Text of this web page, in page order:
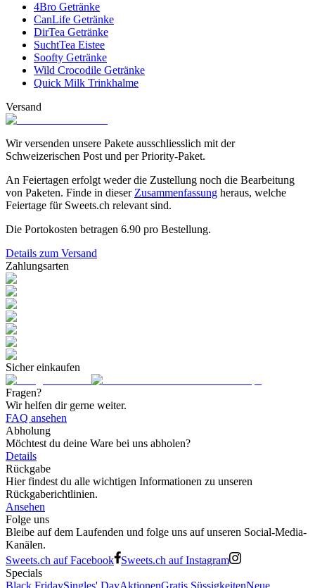
4Bro Getränke
CanLife Getränke
DirTea Getränke
SuchtTea Eistee
Soofty Getränke
Wild Crocodile Getränke
Quick Milk Trinkhalme
Versand
Wir versenden unsere Pakete ausschliesslich mit der
Schweizerischen Post und per Priority-Paket.
An Feiertagen erfolgt weder die Zustellung noch die Bearbeitung
von Paketen. Finde in dieser Zusammenfassung heraus, welche
Feiertage für Sweets.ch relevant sind.
Die Portokosten betragen 6.90 pro Bestellung.
Details zum Versand
Zahlungsarten
Sicher einkaufen
Fragen?
Wir helfen dir gerne weiter.
FAQ ansehen
Abholung
Möchtest du deine Ware bei uns abholen?
Details
Rückgabe
Hier findest du alle wichtigen Informationen zu unseren
Rückgaberichtlinien.
Ansehen
Folge uns
Bleibe auf dem Laufenden und folge uns auf unseren Social-Media-
Kanälen.
Sweets.ch auf Facebook
Sweets.ch auf Instagram
Specials